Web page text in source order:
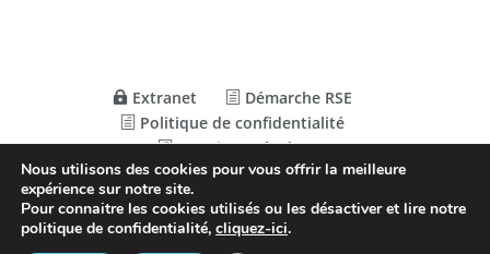
Extranet
Démarche RSE
Politique de confidentialité
Mentions Légales
© ConceptionAgence CosiWeb
Nous utilisons des cookies pour vous offrir la meilleure
expérience sur notre site.
Pour connaitre les cookies utilisés ou les désactiver et lire notre
politique de confidentialité, cliquez-ici.